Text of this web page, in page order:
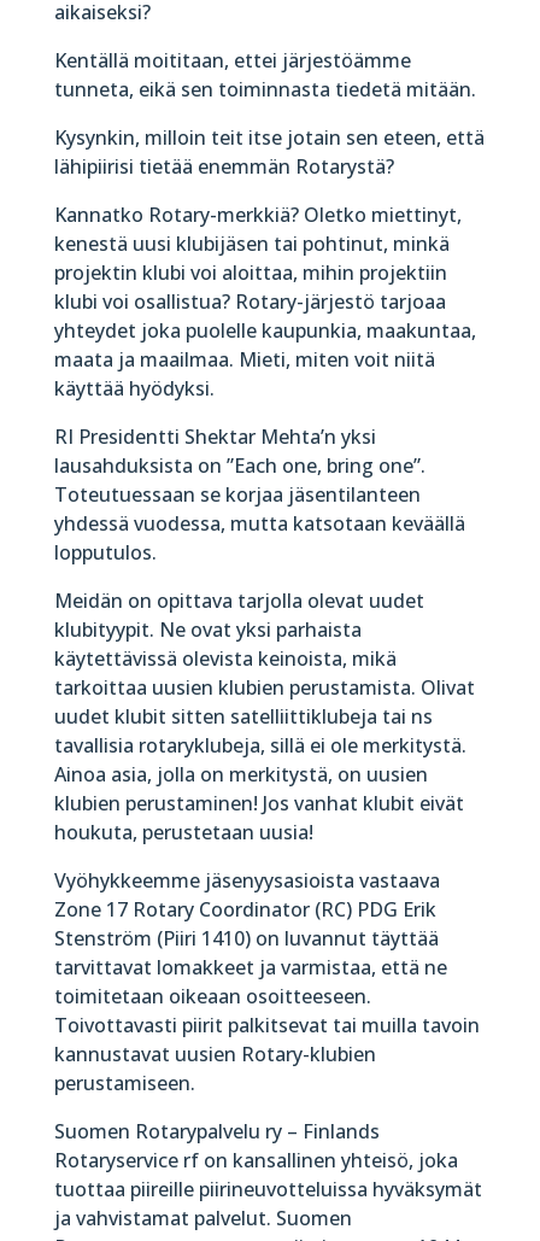
aikaiseksi?
Kentällä moititaan, ettei järjestöämme
tunneta, eikä sen toiminnasta tiedetä mitään.
Kysynkin, milloin teit itse jotain sen eteen, että
lähipiirisi tietää enemmän Rotarystä?
Kannatko Rotary-merkkiä? Oletko miettinyt,
kenestä uusi klubijäsen tai pohtinut, minkä
projektin klubi voi aloittaa, mihin projektiin
klubi voi osallistua? Rotary-järjestö tarjoaa
yhteydet joka puolelle kaupunkia, maakuntaa,
maata ja maailmaa. Mieti, miten voit niitä
käyttää hyödyksi.
RI Presidentti Shektar Mehta’n yksi
lausahduksista on ”Each one, bring one”.
Toteutuessaan se korjaa jäsentilanteen
yhdessä vuodessa, mutta katsotaan keväällä
lopputulos.
Meidän on opittava tarjolla olevat uudet
klubityypit. Ne ovat yksi parhaista
käytettävissä olevista keinoista, mikä
tarkoittaa uusien klubien perustamista. Olivat
uudet klubit sitten satelliittiklubeja tai ns
tavallisia rotaryklubeja, sillä ei ole merkitystä.
Ainoa asia, jolla on merkitystä, on uusien
klubien perustaminen! Jos vanhat klubit eivät
houkuta, perustetaan uusia!
Vyöhykkeemme jäsenyysasioista vastaava
Zone 17 Rotary Coordinator (RC) PDG Erik
Stenström (Piiri 1410) on luvannut täyttää
tarvittavat lomakkeet ja varmistaa, että ne
toimitetaan oikeaan osoitteeseen.
Toivottavasti piirit palkitsevat tai muilla tavoin
kannustavat uusien Rotary-klubien
perustamiseen.
Suomen Rotarypalvelu ry – Finlands
Rotaryservice rf on kansallinen yhteisö, joka
tuottaa piireille piirineuvotteluissa hyväksymät
ja vahvistamat palvelut. Suomen